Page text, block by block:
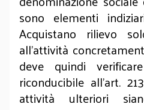
sono elementi
Acquistano rilievo
all’attività
deve quindi
riconducibile all’art.
attività ulteriori